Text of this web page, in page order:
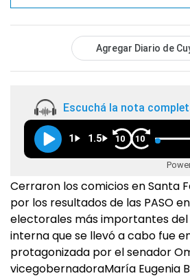
Agregar Diario de
Escuchá la nota
1 1.5 10 10
Cerraron los comicios en Santa
por los resultados de las PASO
electorales más importantes del
interna que se llevó a cabo fue
protagonizada por el senador
vicegobernadoraMaría Eugenia